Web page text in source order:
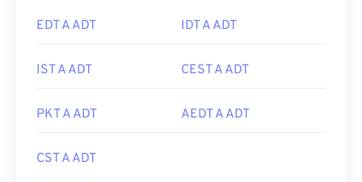
EDT A ADT IDT A ADT
IST A ADT CEST A ADT
PKT A ADT AEDT A ADT
CST A ADT